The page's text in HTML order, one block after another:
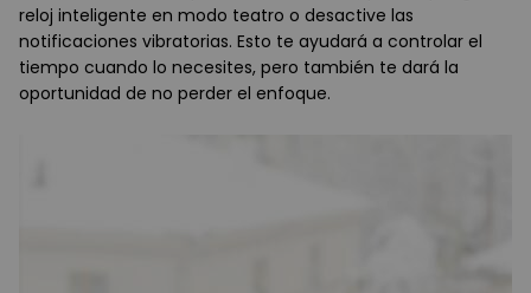
reloj inteligente en modo teatro o desactive las
notificaciones vibratorias. Esto te ayudará a controlar el
tiempo cuando lo necesites, pero también te dará la
oportunidad de no perder el enfoque.